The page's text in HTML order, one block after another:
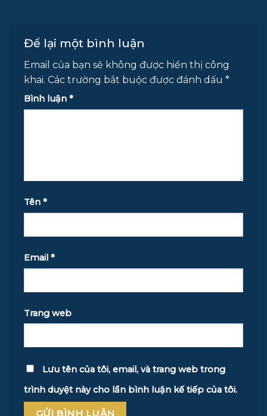
Để lại một bình luận
Email của bạn sẽ không được hiển thị công
khai. Các trường bắt buộc được đánh dấu *
Bình luận *
Tên *
Email *
Trang web
Lưu tên của tôi, email, và trang web trong
trình duyệt này cho lần bình luận kế tiếp của tôi.